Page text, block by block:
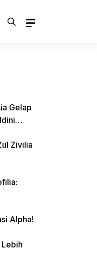
Zivilia
Alpha!
Lebih